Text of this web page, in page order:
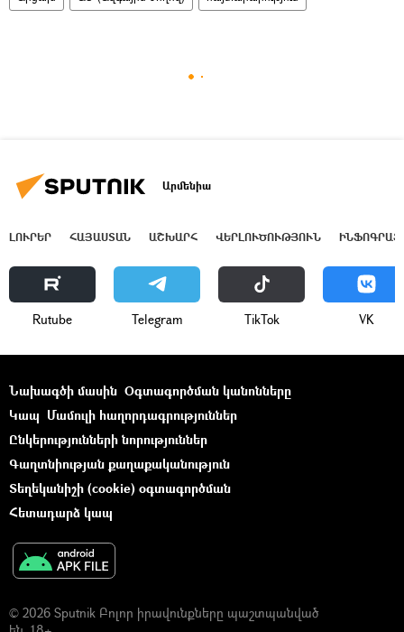
Արմենիա
ԼՈՒՐԵՐ ՀԱՅԱՍՏԱՆ ԱՇԽԱՐՀ ՎԵՐԼՈՒԾՈՒԹՅՈՒՆ
Rutube Telegram ТikТоk VK
Նախագծի մասին Օգտագործման կանոնները
Կապ Մամուլի հաղորդագրություններ
Ընկերությունների նորություններ
Գաղտնիության քաղաքականություն
Տեղեկանիշի (cookie) օգտագործման
Հետադարձ կապ
© 2026 Sputnik Բոլոր իրավունքները պաշտպանված